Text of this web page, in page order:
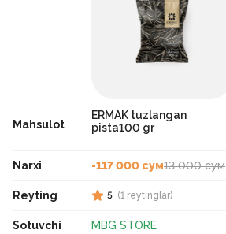
Mahsulot
Narxi
Reyting
Sotuvchi
ERMAK tuzlangan
pista100 gr
-117 000 сум13 000 сум
5 (1 reytinglar)
MBG STORE